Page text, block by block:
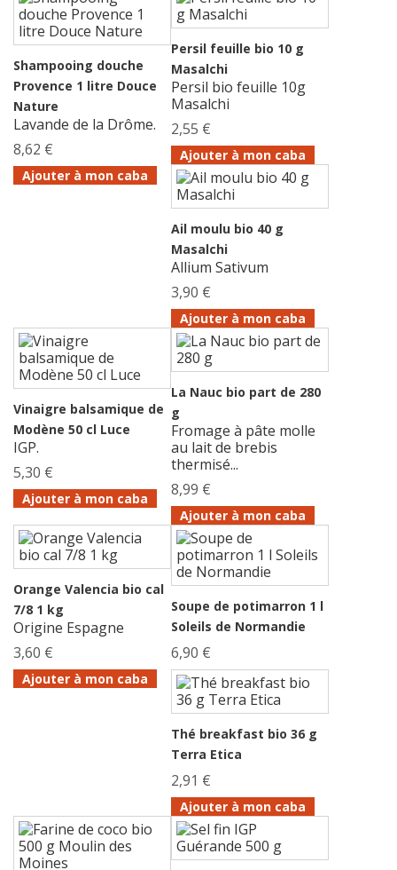
Shampooing douche
Provence 1 litre Douce
Nature
Lavande de la Drôme.
8,62 €
Ajouter à mon caba
Persil feuille bio 10 g
Masalchi
Persil bio feuille 10g
Masalchi
2,55 €
Ajouter à mon caba
Ail moulu bio 40 g
Masalchi
Allium Sativum
3,90 €
Ajouter à mon caba
Vinaigre balsamique de
Modène 50 cl Luce
IGP.
5,30 €
Ajouter à mon caba
La Nauc bio part de 280
g
Fromage à pâte molle
au lait de brebis
thermisé...
8,99 €
Ajouter à mon caba
Orange Valencia bio cal
7/8 1 kg
Origine Espagne
3,60 €
Ajouter à mon caba
Soupe de potimarron 1 l
Soleils de Normandie
6,90 €
Thé breakfast bio 36 g
Terra Etica
2,91 €
Ajouter à mon caba